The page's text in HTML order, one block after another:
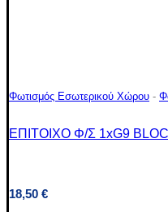
Φωτισμός Εσωτερικού Χώρου -
ΕΠΙΤΟΙΧΟ Φ/Σ 1xG9
18,50 €